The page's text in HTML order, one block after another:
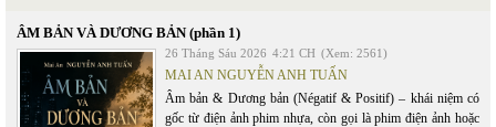
ÂM BẢN VÀ DƯƠNG BẢN (phần 1)
26 Tháng Sáu 2026 4:21 CH (Xem: 2561)
MAI AN NGUYỄN ANH TUẤN
Âm bản & Dương bản (Négatif & Positif) – khái niệm có
gốc từ điện ảnh phim nhựa, còn gọi là phim điện ảnh hoặc